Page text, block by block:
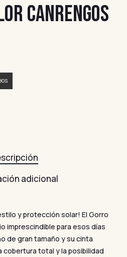
CANRENGOS
adicional
y protección solar! El Gorro
imprescindible para esos días
de gran tamaño y su cinta
cobertura total y la posibilidad